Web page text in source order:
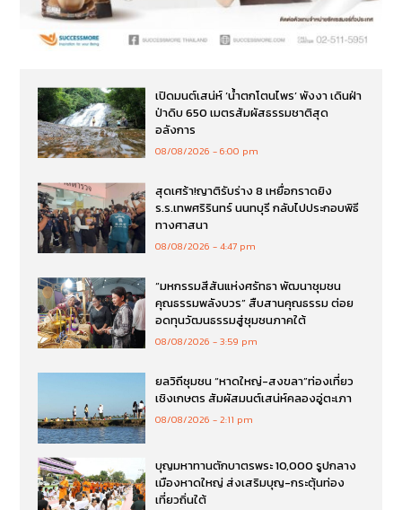
เปิดมนต์เสน่ห์ ‘น้ำตกโตนไพร’ พังงา เดินฝ่า
ป่าดิบ 650 เมตรสัมผัสธรรมชาติสุด
อลังการ
08/08/2026 6:00 pm
สุดเศร้า!ญาติรับร่าง 8 เหยื่อกราดยิง
ร.ร.เทพศริรินทร์ นนทบุรี กลับไปประกอบพิธี
ทางศาสนา
08/08/2026 4:47 pm
“มหกรรมสีสันแห่งศรัทธา พัฒนาชุมชน
คุณธรรมพลังบวร” สืบสานคุณธรรม ต่อย
อดทุนวัฒนธรรมสู่ชุมชนภาคใต้
08/08/2026 3:59 pm
ยลวิถีชุมชน “หาดใหญ่-สงขลา”ท่องเที่ยว
เชิงเกษตร สัมผัสมนต์เสน่ห์คลองอู่ตะเภา
08/08/2026 2:11 pm
บุญมหาทานตักบาตรพระ 10,000 รูปกลาง
เมืองหาดใหญ่ ส่งเสริมบุญ-กระตุ้นท่อง
เที่ยวถิ่นใต้